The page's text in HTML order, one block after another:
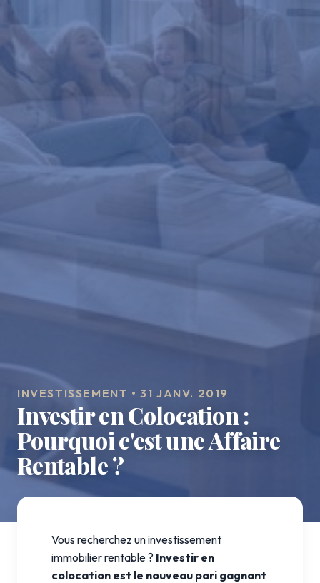
INVESTISSEMENT • 31 JANV. 2019
Investir en Colocation :
Pourquoi c'est une Affaire
Rentable ?
Vous recherchez un investissement
immobilier rentable ? Investir en
colocation est le nouveau pari gagnant